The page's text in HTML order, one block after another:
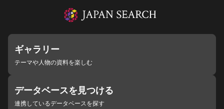
ギャラリー
テーマや人物の資料を楽しむ
データベースを見つける
連携しているデータベースを探す